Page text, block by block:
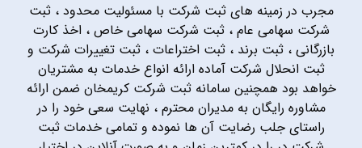
مجرب در زمینه های ثبت شرکت با مسئولیت محدود ، ثبت
شرکت سهامی عام ، ثبت شرکت سهامی خاص ، اخذ کارت
بازرگانی ، ثبت برند ، ثبت اختراعات ، ثبت تغییرات شرکت و
ثبت انحلال شرکت آماده ارائه انواع خدمات به مشتریان
خواهد بود همچنین سامانه ثبت شرکت کریمخان ضمن ارائه
مشاوره رایگان به مدیران محترم ، نهایت سعی خود را در
راستای جلب رضایت آن ها نموده و تمامی خدمات ثبت